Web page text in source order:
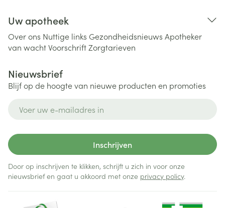
Uw apotheek
Over ons Nuttige links Gezondheidsnieuws Apotheker
van wachtVoorschriftZorgtarieven
Nieuwsbrief
Blijf op de hoogte van nieuwe producten en promoties
Inschrijven
Door op inschrijven te klikken, schrijft u zich in voor onze
nieuwsbrief en gaat u akkoord met onze privacy policy.